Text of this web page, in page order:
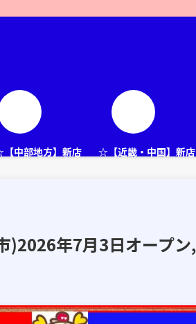
中部地方】新店 ☆【近畿・中国】新店
)2026年7月3日オープン,